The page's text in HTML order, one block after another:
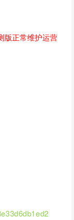
版正常维护运营